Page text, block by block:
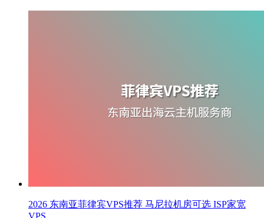
2026 东南亚菲律宾VPS推荐 马尼拉机房可选 ISP家宽
VPS